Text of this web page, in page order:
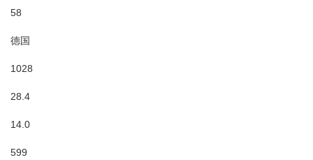
58
德国
1028
28.4
14.0
599